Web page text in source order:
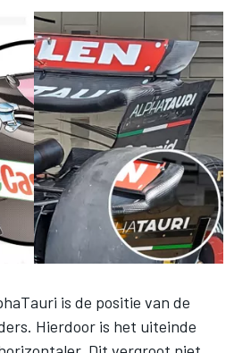
is de positie van de
Hierdoor is het uiteinde